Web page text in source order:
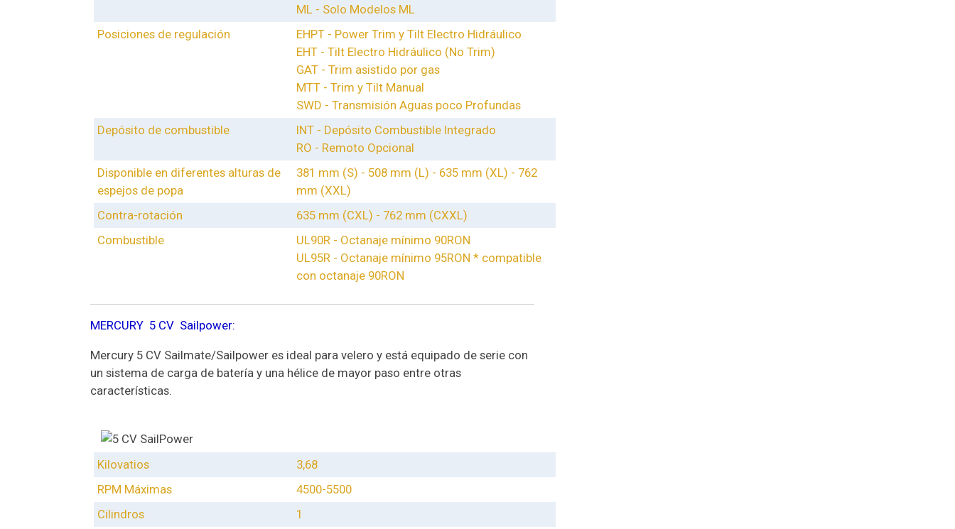
ML - Solo Modelos ML
Posiciones de regulación
EHPT - Power Trim y Tilt Electro Hidráulico
EHT - Tilt Electro Hidráulico (No Trim)
GAT - Trim asistido por gas
MTT - Trim y Tilt Manual
SWD - Transmisión Aguas poco Profundas
Depósito de combustible
INT - Depósito Combustible Integrado
RO - Remoto Opcional
Disponible en diferentes alturas de
espejos de popa
381 mm (S) - 508 mm (L) - 635 mm (XL) - 762
mm (XXL)
Contra-rotación
635 mm (CXL) - 762 mm (CXXL)
Combustible
UL90R - Octanaje mínimo 90RON
UL95R - Octanaje mínimo 95RON * compatible
con octanaje 90RON
MERCURY 5 CV Sailpower:
Mercury 5 CV Sailmate/Sailpower es ideal para velero y está equipado de serie con
un sistema de carga de batería y una hélice de mayor paso entre otras
características.
Kilovatios
3,68
RPM Máximas
4500-5500
Cilindros
1